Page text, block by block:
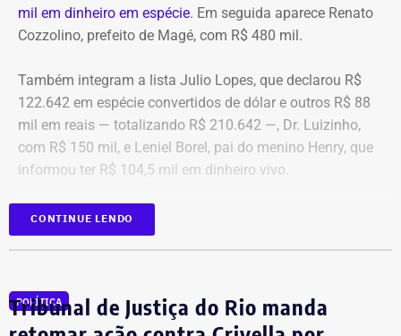
mil em dinheiro em espécie. Em seguida aparece Renato
Cozzolino, prefeito de Magé, com R$ 480 mil.
Também integram a lista Julio Lopes, que declarou R$
122.642 em espécie convertidos de dólar e outros R$ 88
mil em reais — totalizando R$ 210.642 —, Dr. Luizinho,
com R$ 150 mil, e Leniel Borel, pai do menino Henry, que
informou ter R$ 104,5 mil em dinheiro vivo.
Candidato
Bebeto
Dr. Luizinho
R$ 150.000,00
CONTINUE LENDO
POLÍTICA
Tribunal de Justiça do Rio manda